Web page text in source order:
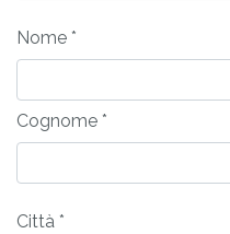
Nome *
Cognome *
Città *